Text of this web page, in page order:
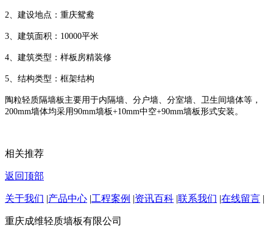
2、建设地点：重庆鸳鸯
3、建筑面积：10000平米
4、建筑类型：样板房精装修
5、结构类型：框架结构
陶粒轻质隔墙板主要用于内隔墙、分户墙、分室墙、卫生间墙体等，
200mm墙体均采用90mm墙板+10mm中空+90mm墙板形式安装。
相关推荐
返回顶部
关于我们 |产品中心 |工程案例 |资讯百科 |联系我们 |在线留言 |
重庆成维轻质墙板有限公司